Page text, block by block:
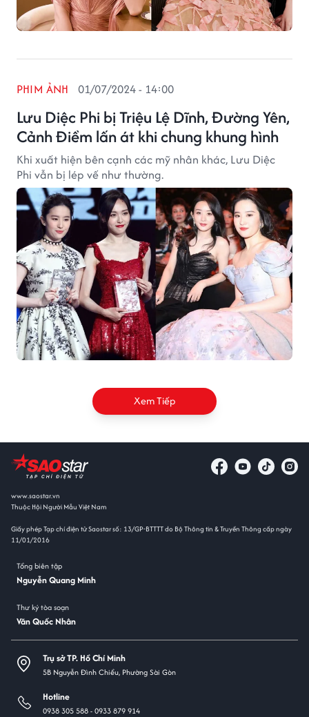
Lưu Diệc Phi bị Triệu Lệ Dĩnh, Đường Yên,
Cảnh Điềm lấn át khi chung khung hình
PHIM ẢNH 01/07/2024 - 14:00
Khi xuất hiện bên cạnh các mỹ nhân khác, Lưu Diệc
Phi vẫn bị lép vế như thường.
Xem Tiếp
www.saostar.vn
Thuộc Hội Người Mẫu Việt Nam
Giấy phép Tạp chí điện tử Saostar số: 13/GP-BTTTT do Bộ Thông tin & Truyền Thông cấp ngày
11/01/2016
Tổng biên tập
Nguyễn Quang Minh
Thư ký tòa soạn
Văn Quốc Nhân
Trụ sở TP. Hồ Chí Minh
5B Nguyễn Đình Chiểu, Phường Sài Gòn
Hotline
0938 305 588 -0933 879 914